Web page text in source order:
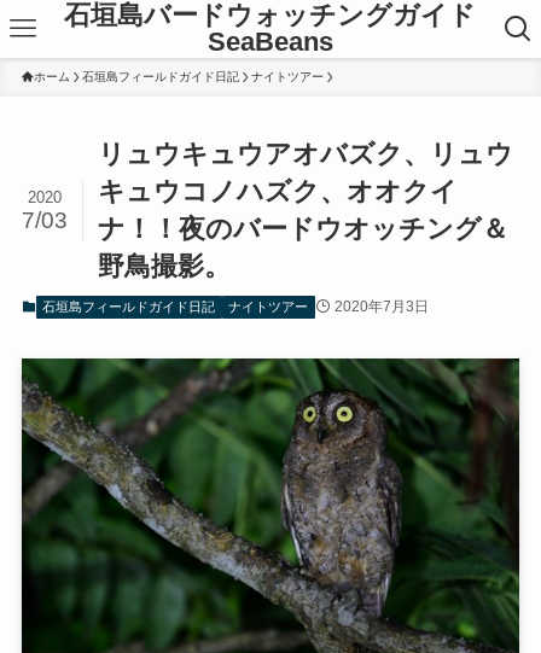
石垣島バードウォッチングガイド
SeaBeans
ホーム 石垣島フィールドガイド日記 ナイトツアー
リュウキュウアオバズク、リュウ
キュウコノハズク、オオクイ
ナ！！夜のバードウオッチング＆
野鳥撮影。
2020
7/03
石垣島フィールドガイド日記 ナイトツアー 2020年7月3日